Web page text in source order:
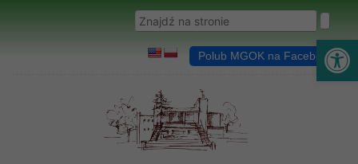
Wyszukaj w serwisie
Polub MGOK na Facebooku